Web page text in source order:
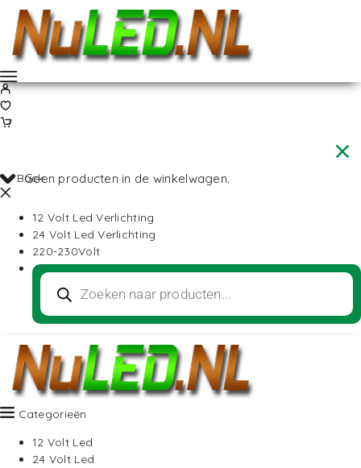
Geen producten in de winkelwagen.
Back
12 Volt Led Verlichting
24 Volt Led Verlichting
220-230Volt
Categorieën
12 Volt Led
24 Volt Led